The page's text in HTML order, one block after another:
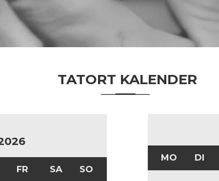
TATORT KALENDER
FR SA SO
MO DI